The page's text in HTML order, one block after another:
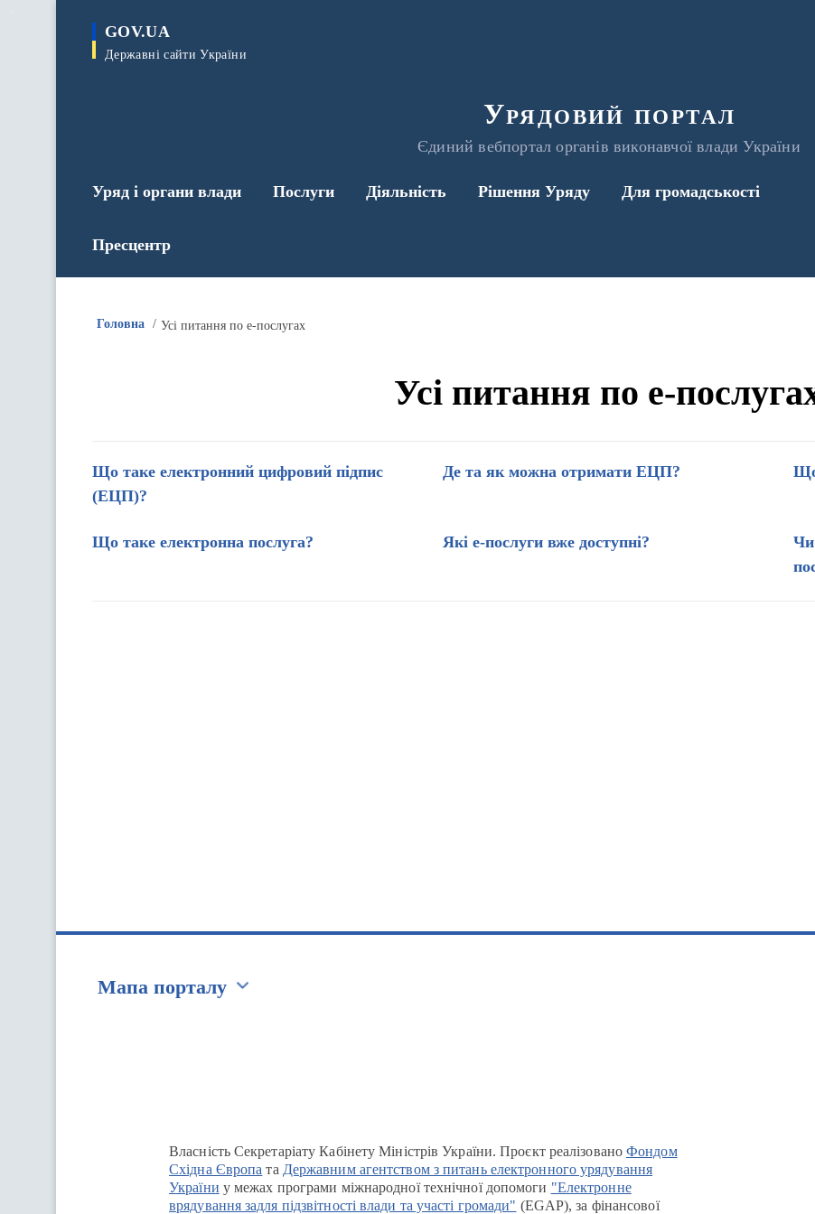
GOV.UA
Державні сайти України
Урядовий портал
Єдиний вебпортал органів виконавчої влади України
Уряд і органи влади Послуги Діяльність Рішення Уряду Для громадськості
Пресцентр
Головна Усі питання по е-послугах
Усі питання по е-
Що таке електронний цифровий підпис
(ЕЦП)?
Де та як можна отримати ЕЦП?
Що таке електронна послуга? Які е-послуги вже доступні?
Чи
Мапа порталу
Власність Секретаріату Кабінету Міністрів України. Проєкт реалізованоФондом
Східна Європа та Державним агентством з питань електронного урядування
України у межах програми міжнародної технічної допомоги "Електронне
врядування задля підзвітності влади та участі громади" (EGAP), за фінансової